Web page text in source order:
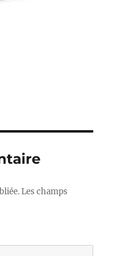
Les champs